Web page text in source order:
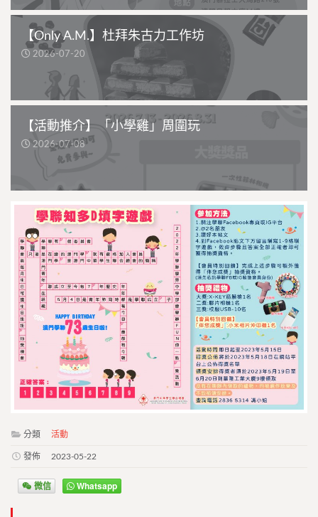
【Only A.M.】杜拜朱古力工作坊
2026-07-20
【活動推介】「小學雞」周圍玩
2026-07-08
分類 活動
發佈 2023-05-22
微信 Whatsapp